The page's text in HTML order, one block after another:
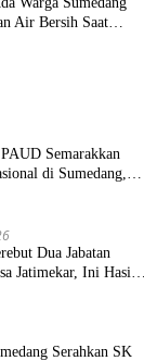
Air Bersih Saat
Semarakkan
di Sumedang,
Dua Jabatan
Jatimekar, Ini Hasil
Serahkan SK